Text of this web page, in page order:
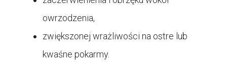
owrzodzenia,
zwiększonej wrażliwości na ostre lub
kwaśne pokarmy.